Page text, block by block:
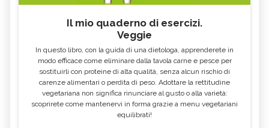
Il mio quaderno di esercizi.
Veggie
In questo libro, con la guida di una dietologa, apprenderete in
modo efficace come eliminare dalla tavola carne e pesce per
sostituirli con proteine di alta qualità, senza alcun rischio di
carenze alimentari o perdita di peso. Adottare la rettitudine
vegetariana non significa rinunciare al gusto o alla varietà:
scoprirete come mantenervi in forma grazie a menu vegetariani
equilibrati!